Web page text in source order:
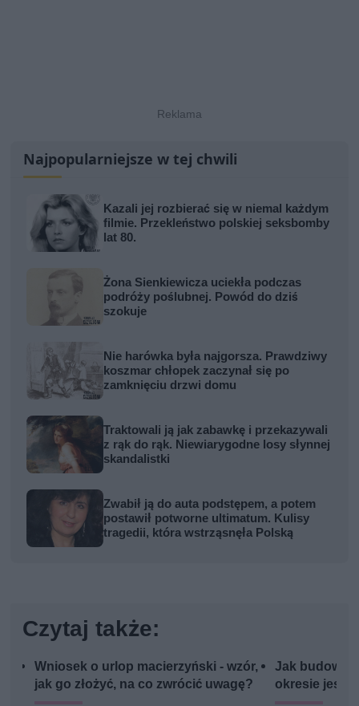
Najpopularniejsze w tej chwili
Kazali jej rozbierać się w niemal każdym
filmie. Przekleństwo polskiej seksbomby
lat 80.
Żona Sienkiewicza uciekła podczas
podróży poślubnej. Powód do dziś
szokuje
Nie harówka była najgorsza. Prawdziwy
koszmar chłopek zaczynał się po
zamknięciu drzwi domu
Traktowali ją jak zabawkę i przekazywali
z rąk do rąk. Niewiarygodne losy słynnej
skandalistki
Zwabił ją do auta podstępem, a potem
postawił potworne ultimatum. Kulisy
tragedii, która wstrząsnęła Polską
Czytaj także:
Wniosek o urlop macierzyński - wzór,
jak go złożyć, na co zwrócić uwagę?
Jak
okresie